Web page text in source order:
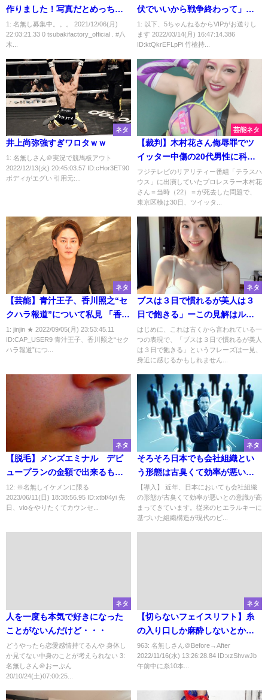
作りました！写真だとめっちゃ
美味しそうでしょ！成功か失敗
か当ててみてください」
1: 名無し募集中。。。 2021/12/06(月)
22:03:21.33 0 tsubakifactory_official . #八
木...
伏でいいから戦争終わって」っ
て考えてなかったわけ？
1: 以下、5ちゃんねるからVIPがお送りし
ます 2022/03/14(月) 16:47:14.386
ID:ktQkrEFLpPi 竹槍持...
ネタ
井上尚弥強すぎワロタｗｗ
1: 名無しさん＠実況で競馬板アウト
2022/12/13(火) 20:45:03.57 ID:cHor3ET90
ボディがエグい 引用元:...
芸能ネタ
【裁判】木村花さん侮辱罪でツ
イッター中傷の20代男性に科料9
千円
フジテレビのリアリティー番組「テラスハ
ウス」に出演していたプロレスラー木村花
さん＝当時（22）＝が死去した問題で、
東京区検は30日、ツイッタ...
ネタ
【芸能】青汁王子、香川照之“セ
クハラ報道”について私見 「香川
さんを潰したいっていう組織、
勢力が動いてる可能性が高
1: jinjin ★ 2022/09/05(月) 23:53:45.11
ID:CAP_USER9 青汁王子、香川照之“セク
ハラ報道”につ...
ネタ
ブスは３日で慣れるが美人は３
日で飽きる」ーこの見解はルッ
キズムからどう評価されるの
か？
はじめに、これは古くから言われている一
つの表現で、「ブスは３日で慣れるが美人
は３日で飽きる」というフレーズは一見、
身近に感じるかもしれません...
ネタ
【脱毛】メンズエミナル デビ
ュープランの金額で出来るもの
と思っていたら・・・
12: ※名無しイケメンに限る
2023/06/11(日) 18:38:56.95 ID:xtbf/4yi 先
日、vioをやりたくてカウンセ...
ネタ
そろそろ日本でも会社組織とい
う形態は古臭くて効率が悪いと
考えられ始めてるしい
【導入】 近年、日本においても会社組織
の形態が古臭くて効率が悪いとの意識が高
まってきています。従来のヒエラルキーに
基づいた組織構造が現代のビ...
ネタ
人を一度も本気で好きになった
ことがないんだけど・・・
どうやったら恋愛感情持てるんや 身体し
か見てない中身のことが考えられない 3:
名無しさん＠おーぷん
20/10/24(土)07:00:25...
ネタ
【切らないフェイスリフト】糸
の入り口しか麻酔しないとかあ
るの・・・それは痛すぎだな
963: 名無しさん＠Before→After
2022/11/16(水) 13:26:28.84 ID:xzShvwJb
午前中に糸10本...